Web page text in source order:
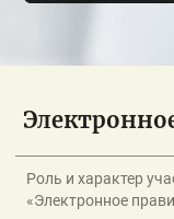
Роль и характер
«Электронное